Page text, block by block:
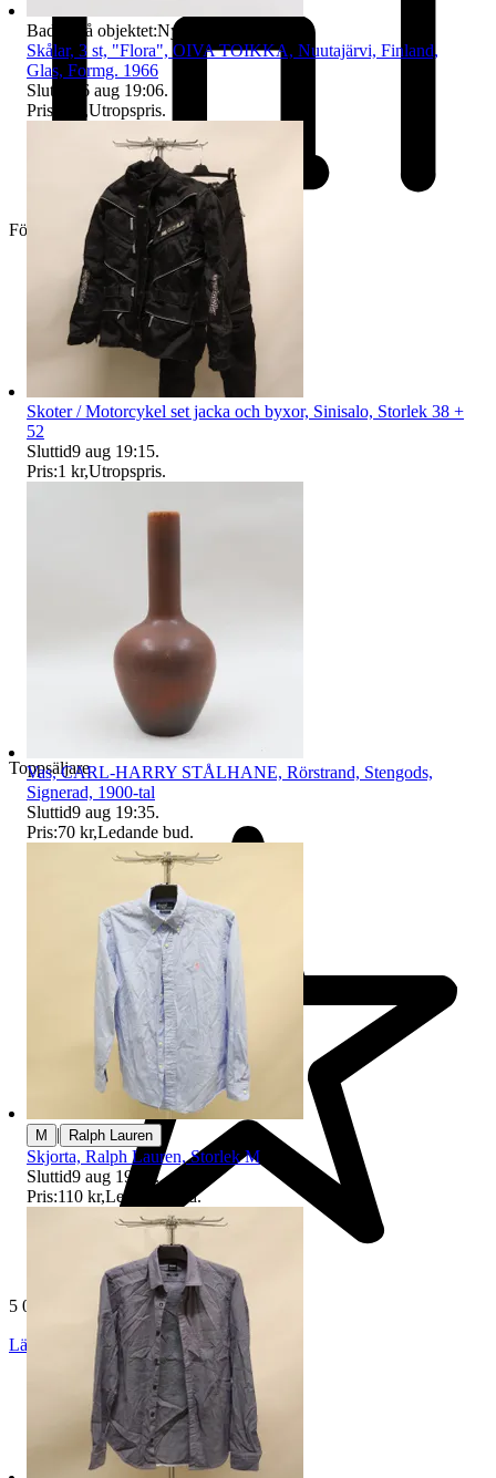
Företag
Toppsäljare
5 025 omdömen
Läs omdömen Följ
Badge på objektet:Ny
Skålar, 3 st, "Flora", OIVA TOIKKA, Nuutajärvi, Finland,
Glas, Formg. 1966
Sluttid
16 aug 19:06.
Pris:
,Utropspris.
Skoter / Motorcykel set jacka och byxor, Sinisalo, Storlek 38 +
52
Sluttid9 aug 19:15.
Pris:1 kr,Utropspris.
Vas, CARL-HARRY STÅLHANE, Rörstrand, Stengods,
Signerad, 1900-tal
Sluttid9 aug 19:35.
Pris:70 kr,Ledande bud.
M | Ralph Lauren
Skjorta, Ralph Lauren, Storlek M
Sluttid9 aug 19:10 .
Pris:110 kr,Ledande bud.